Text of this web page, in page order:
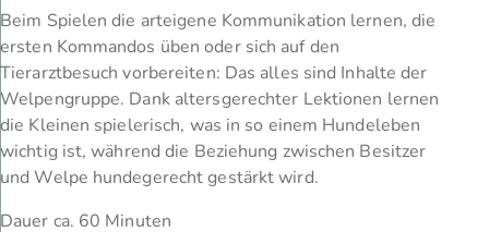
Beim Spielen die arteigene Kommunikation lernen, die
ersten Kommandos üben oder sich auf den
Tierarztbesuch vorbereiten: Das alles sind Inhalte der
Welpengruppe. Dank altersgerechter Lektionen lernen
die Kleinen spielerisch, was in so einem Hundeleben
wichtig ist, während die Beziehung zwischen Besitzer
und Welpe hundegerecht gestärkt wird.
Dauer ca. 60 Minuten